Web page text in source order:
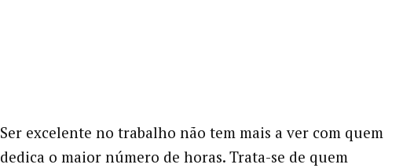
Ser excelente no trabalho não tem mais a ver com quem
dedica o maior número de horas. Trata-se de quem